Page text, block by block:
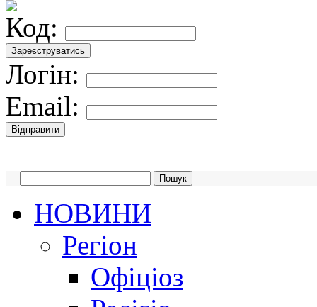
Код:
Логін:
Email:
НОВИНИ
Регіон
Офіціоз